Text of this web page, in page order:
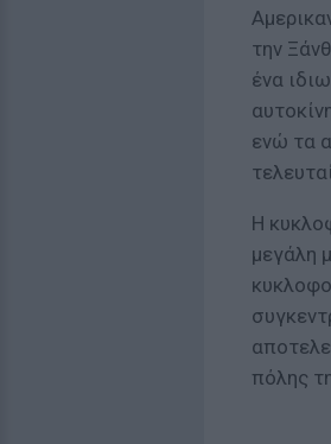
την
ένα
ενώ τα
Η
μεγάλη
πόλης